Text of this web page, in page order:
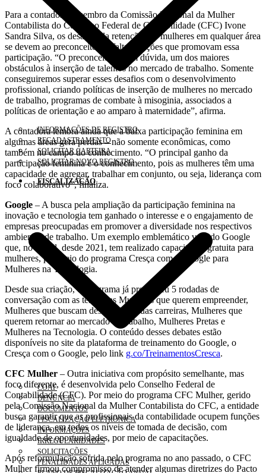
INFORMAÇÕES DE REGISTRO
RECADASTRAMENTO
SOLICITAR CARTEIRA
SOLICITAR NOVO REGISTRO
FISCALIZAÇÃO
COAF
DENÚNCIA
DOCUMENTOS
FISCALIZAÇÃO ELETRÔNICA
INFORMAÇÕES
IRREGULARIDADES
SOLICITAÇÕES
PENALIDADES APLICADAS
Para a contadora e membro da Comissão Nacional da Mulher
Contabilista do Conselho Federal de Contabilidade (CFC) Ivone
Sandra Silva, os desafios da retenção das mulheres em qualquer área
se devem ao preconceito e à falta de ações que promovam essa
participação. “O preconceito é, sem dúvida, um dos maiores
obstáculos à inserção de talentos no mercado de trabalho. Somente
conseguiremos superar esses desafios com o desenvolvimento
profissional, criando políticas de inserção de mulheres no mercado
de trabalho, programas de combate à misoginia, associados a
políticas de orientação e ao amparo à maternidade”, afirma.
A contadora lembra ainda que a baixa participação feminina em
algumas áreas gera perdas – não somente econômicas, como
também no campo do conhecimento. “O principal ganho da
participação feminina é o conhecimento, pois as mulheres têm uma
capacidade de agregar, trabalhar em conjunto, ou seja, liderança com
foco colaborativo”, finaliza.
Google – A busca pela ampliação da participação feminina na
inovação e tecnologia tem ganhado o interesse e o engajamento de
empresas preocupadas em promover a diversidade nos respectivos
ambientes de trabalho. Um exemplo emblemático vem do Google
que, no Brasil, desde 2021, tem realizado capacitação gratuita para
mulheres, por meio do programa Cresça com o Google para
Mulheres na Tecnologia.
Desde sua criação, o programa já promoveu 5 rodadas de
conversação com as temáticas Mulheres que querem empreender,
Mulheres que buscam desenvolver suas carreiras, Mulheres que
querem retornar ao mercado de trabalho, Mulheres Pretas e
Mulheres na Tecnologia. O conteúdo desses debates estão
disponíveis no site da plataforma de treinamento do Google, o
Cresça com o Google, pelo link g.co/TreinamentosCresca.
CFC Mulher – Outra iniciativa com propósito semelhante, mas
foco diferente, é desenvolvida pelo Conselho Federal de
Contabilidade (CFC). Por meio do programa CFC Mulher, gerido
pela Comissão Nacional da Mulher Contabilista do CFC, a entidade
busca garantir que as profissionais da contabilidade ocupem funções
de liderança, em todos os níveis de tomada de decisão, com
igualdade de oportunidades, por meio de capacitações.
Após reformulação sofrida pelo programa no ano passado, o CFC
Mulher firmou compromisso de atender algumas diretrizes do Pacto